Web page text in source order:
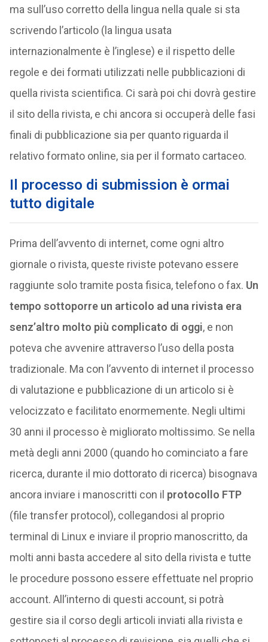
ma sull’uso corretto della lingua nella quale si sta
scrivendo l’articolo (la lingua usata
internazionalmente è l’inglese) e il rispetto delle
regole e dei formati utilizzati nelle pubblicazioni di
quella rivista scientifica. Ci sarà poi chi dovrà gestire
il sito della rivista, e chi ancora si occuperà delle fasi
finali di pubblicazione sia per quanto riguarda il
relativo formato online, sia per il formato cartaceo.
Il processo di submission è ormai
tutto digitale
Prima dell’avvento di internet, come ogni altro
giornale o rivista, queste riviste potevano essere
raggiunte solo tramite posta fisica, telefono o fax. Un
tempo sottoporre un articolo ad una rivista era
senz’altro molto più complicato di oggi, e non
poteva che avvenire attraverso l’uso della posta
tradizionale. Ma con l’avvento di internet il processo
di valutazione e pubblicazione di un articolo si è
velocizzato e facilitato enormemente. Negli ultimi
30 anni il processo è migliorato moltissimo. Se nella
metà degli anni 2000 (quando ho cominciato a fare
ricerca, durante il mio dottorato di ricerca) bisognava
ancora inviare i manoscritti con il protocollo FTP
(file transfer protocol), collegandosi al proprio
terminal di Linux e inviare il proprio manoscritto, da
molti anni basta accedere al sito della rivista e tutte
le procedure possono essere effettuate nel proprio
account. All’interno di questi account, si potrà
gestire sia il corso degli articoli inviati alla rivista e